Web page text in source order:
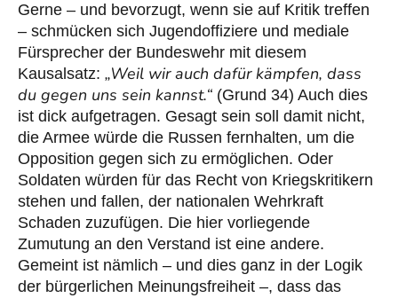
Gerne – und bevorzugt, wenn sie auf Kritik treffen
– schmücken sich Jugendoffiziere und mediale
Fürsprecher der Bundeswehr mit diesem
Kausalsatz: „Weil wir auch dafür kämpfen, dass
du gegen uns sein kannst.“ (Grund 34) Auch dies
ist dick aufgetragen. Gesagt sein soll damit nicht,
die Armee würde die Russen fernhalten, um die
Opposition gegen sich zu ermöglichen. Oder
Soldaten würden für das Recht von Kriegskritikern
stehen und fallen, der nationalen Wehrkraft
Schaden zuzufügen. Die hier vorliegende
Zumutung an den Verstand ist eine andere.
Gemeint ist nämlich – und dies ganz in der Logik
der bürgerlichen Meinungsfreiheit –, dass das